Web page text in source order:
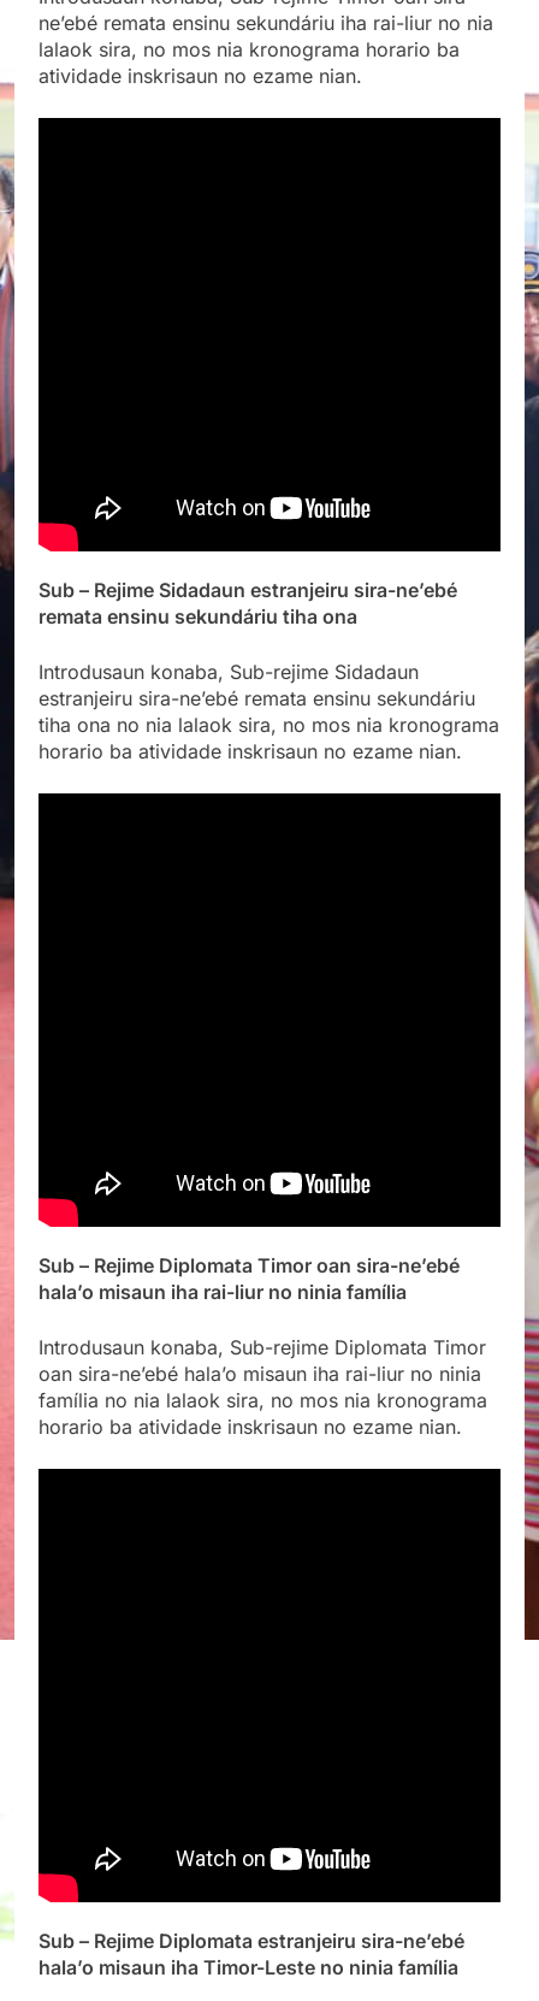
ne’ebé remata ensinu sekundáriu iha rai-liur no nia
lalaok sira, no mos nia kronograma horario ba
atividade inskrisaun no ezame nian.
Sub – Rejime Sidadaun estranjeiru sira-ne’ebé
remata ensinu sekundáriu tiha ona
Introdusaun konaba, Sub-rejime Sidadaun
estranjeiru sira-ne’ebé remata ensinu sekundáriu
tiha ona no nia lalaok sira, no mos nia kronograma
horario ba atividade inskrisaun no ezame nian.
Sub – Rejime Diplomata Timor oan sira-ne’ebé
hala’o misaun iha rai-liur no ninia família
Introdusaun konaba, Sub-rejime Diplomata Timor
oan sira-ne’ebé hala’o misaun iha rai-liur no ninia
família no nia lalaok sira, no mos nia kronograma
horario ba atividade inskrisaun no ezame nian.
Sub – Rejime Diplomata estranjeiru sira-ne’ebé
hala’o misaun iha Timor-Leste no ninia família